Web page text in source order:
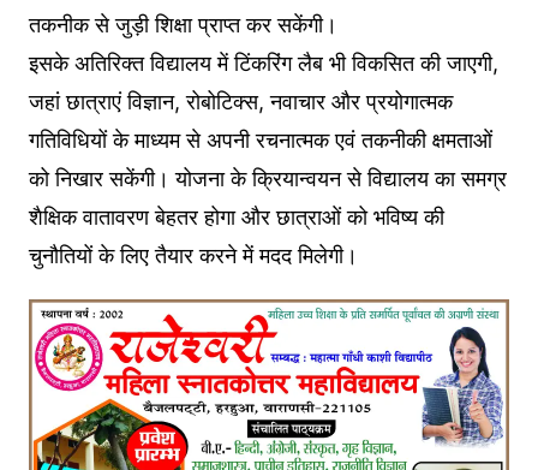
तकनीक से जुड़ी शिक्षा प्राप्त कर सकेंगी।
इसके अतिरिक्त विद्यालय में टिंकरिंग लैब भी विकसित की जाएगी,
जहां छात्राएं विज्ञान, रोबोटिक्स, नवाचार और प्रयोगात्मक
गतिविधियों के माध्यम से अपनी रचनात्मक एवं तकनीकी क्षमताओं
को निखार सकेंगी। योजना के क्रियान्वयन से विद्यालय का समग्र
शैक्षिक वातावरण बेहतर होगा और छात्राओं को भविष्य की
चुनौतियों के लिए तैयार करने में मदद मिलेगी।